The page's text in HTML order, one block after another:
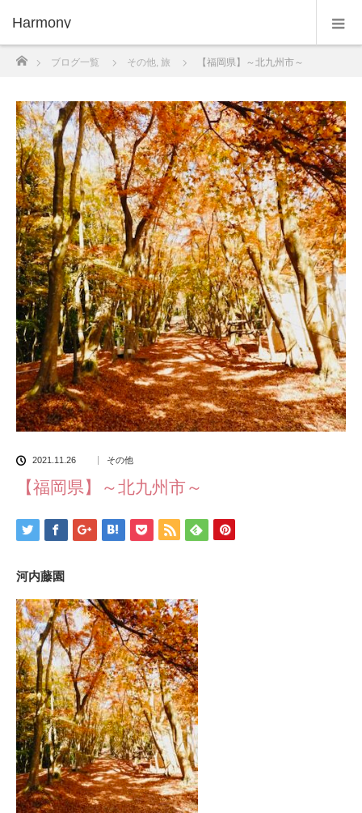
Harmony
ブログ一覧 その他, 旅 【福岡県】～北九州市～
2021.11.26 その他
【福岡県】～北九州市～
河内藤園